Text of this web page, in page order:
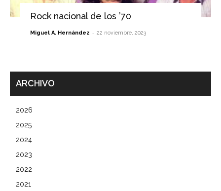
Rock nacional de los ’70
Miguel A. Hernández - 22 noviembre, 2023
ARCHIVO
2026
2025
2024
2023
2022
2021